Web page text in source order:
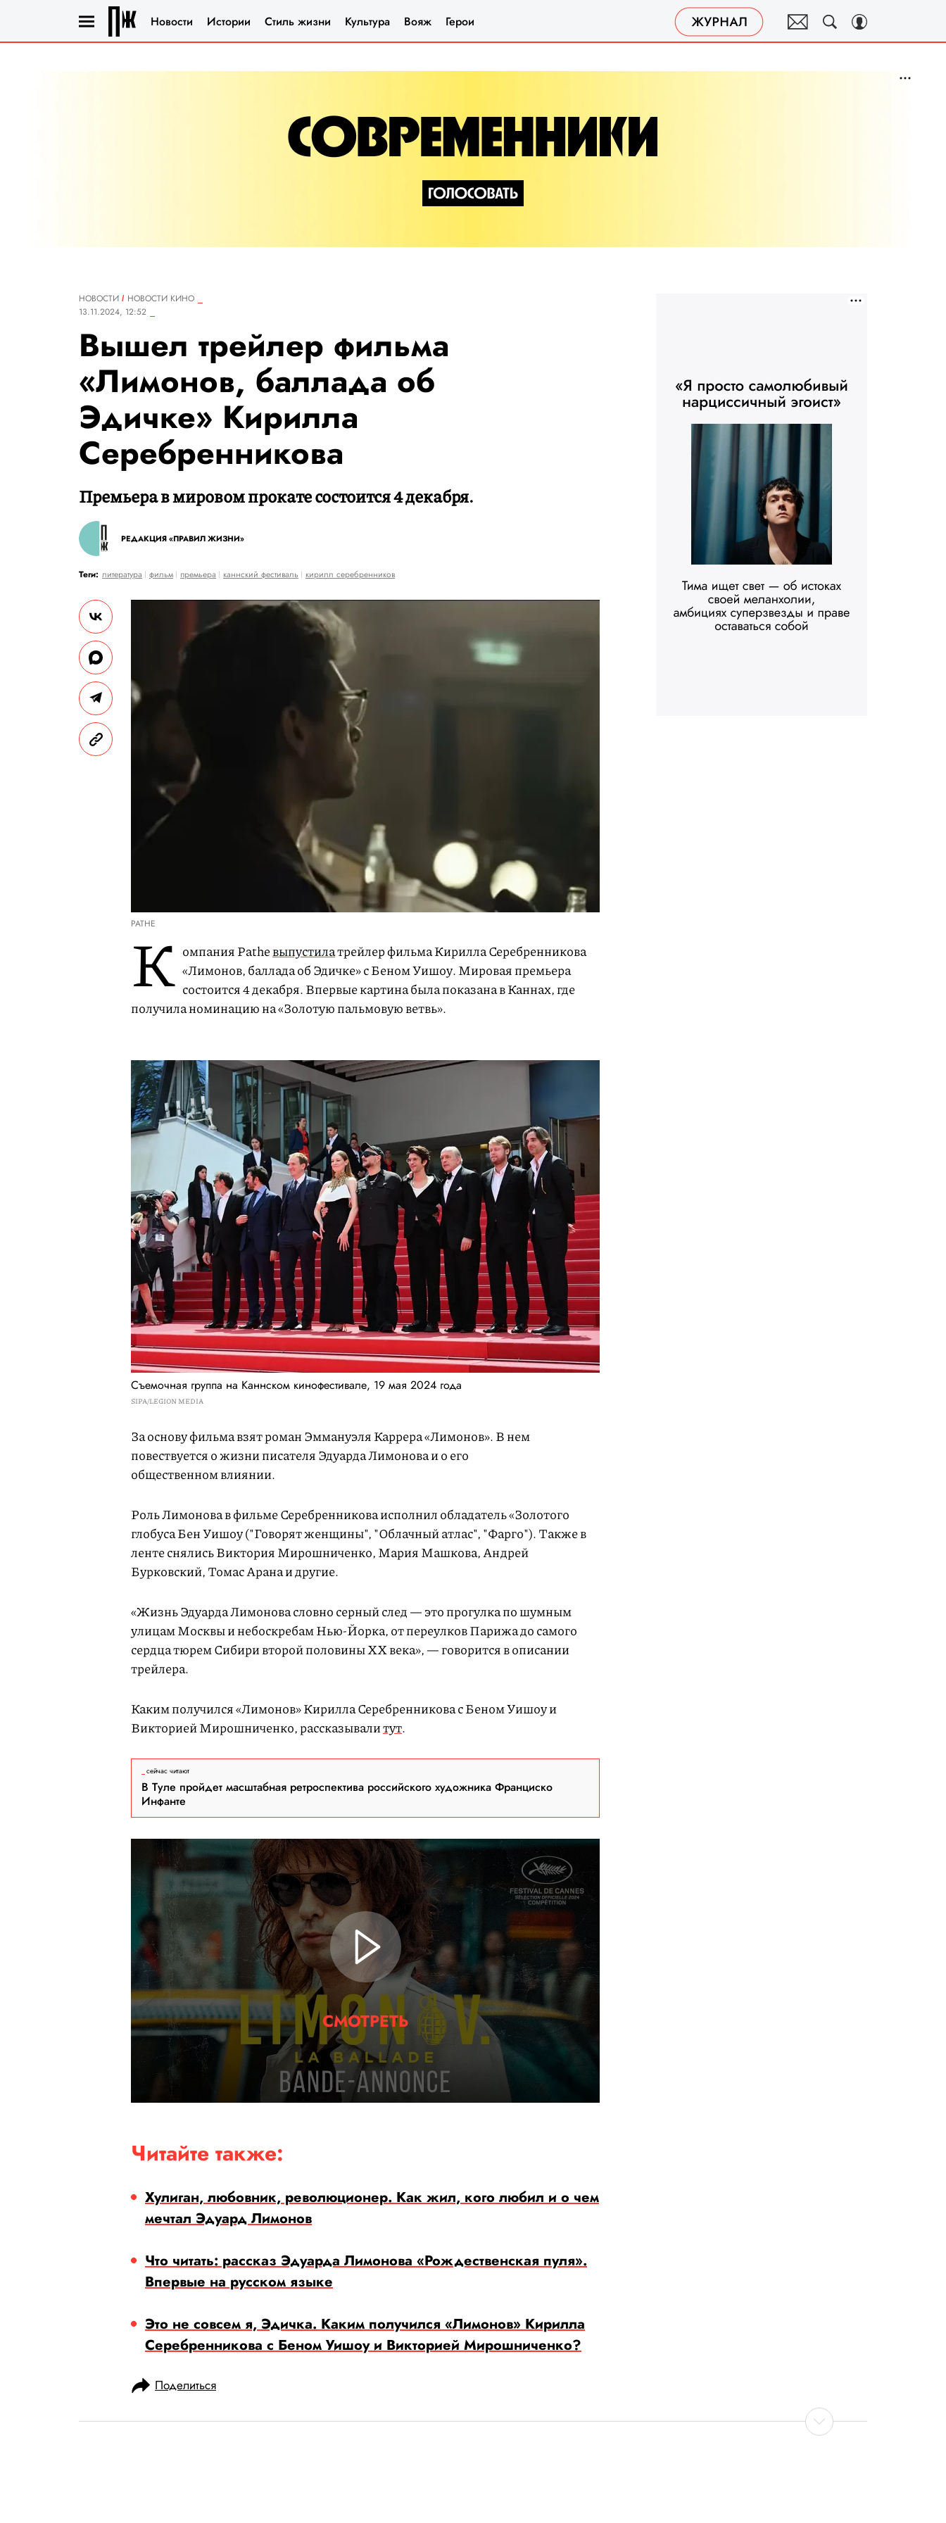
Новости Истории Стиль жизни Культура Вояж Герои
НОВОСТИ
НОВОСТИ КИНО
13.11.2024, 12:52
Вышел трейлер фильма
«Лимонов, баллада об
Эдичке» Кирилла
Серебренникова
Премьера в мировом прокате состоится 4 декабря.
РЕДАКЦИЯ «ПРАВИЛ ЖИЗНИ»
Теги: литература фильм премьера каннский фестиваль кирилл серебренников
PATHE
К омпания Patheвыпустилатрейлер фильма Кирилла Серебренникова
«Лимонов, баллада об Эдичке» с Беном Уишоу. Мировая премьера
состоится 4 декабря. Впервые картина была показана в Каннах, где
получила номинацию на «Золотую пальмовую ветвь».
Съемочная группа на Каннском кинофестивале, 19 мая 2024 года
SIPA/LEGION MEDIA
За основу фильма взят роман Эммануэля Каррера «Лимонов». В нем
повествуется о жизни писателя Эдуарда Лимонова и о его
общественном влиянии.
Роль Лимонова в фильме Серебренникова исполнил обладатель «Золотого
глобуса Бен Уишоу ("Говорят женщины", "Облачный атлас", "Фарго"). Также в
ленте снялись Виктория Мирошниченко, Мария Машкова, Андрей
Бурковский, Томас Арана и другие.
«Жизнь Эдуарда Лимонова словно серный след — это прогулка по шумным
улицам Москвы и небоскребам Нью-Йорка, от переулков Парижа до самого
сердца тюрем Сибири второй половины XX века», — говорится в описании
трейлера.
Каким получился «Лимонов» Кирилла Серебренникова с Беном Уишоу и
Викторией Мирошниченко, рассказывалитут.
сейчас читают
В Туле пройдет масштабная ретроспектива российского художника Франциско
Инфанте
СМОТРЕТЬ
Читайте также:
Хулиган, любовник, революционер. Как жил, кого любил и о чем
мечтал Эдуард Лимонов
Что читать: рассказ Эдуарда Лимонова «Рождественская пуля».
Впервые на русском языке
Это не совсем я, Эдичка. Каким получился «Лимонов» Кирилла
Серебренникова с Беном Уишоу и Викторией Мирошниченко?
Поделиться